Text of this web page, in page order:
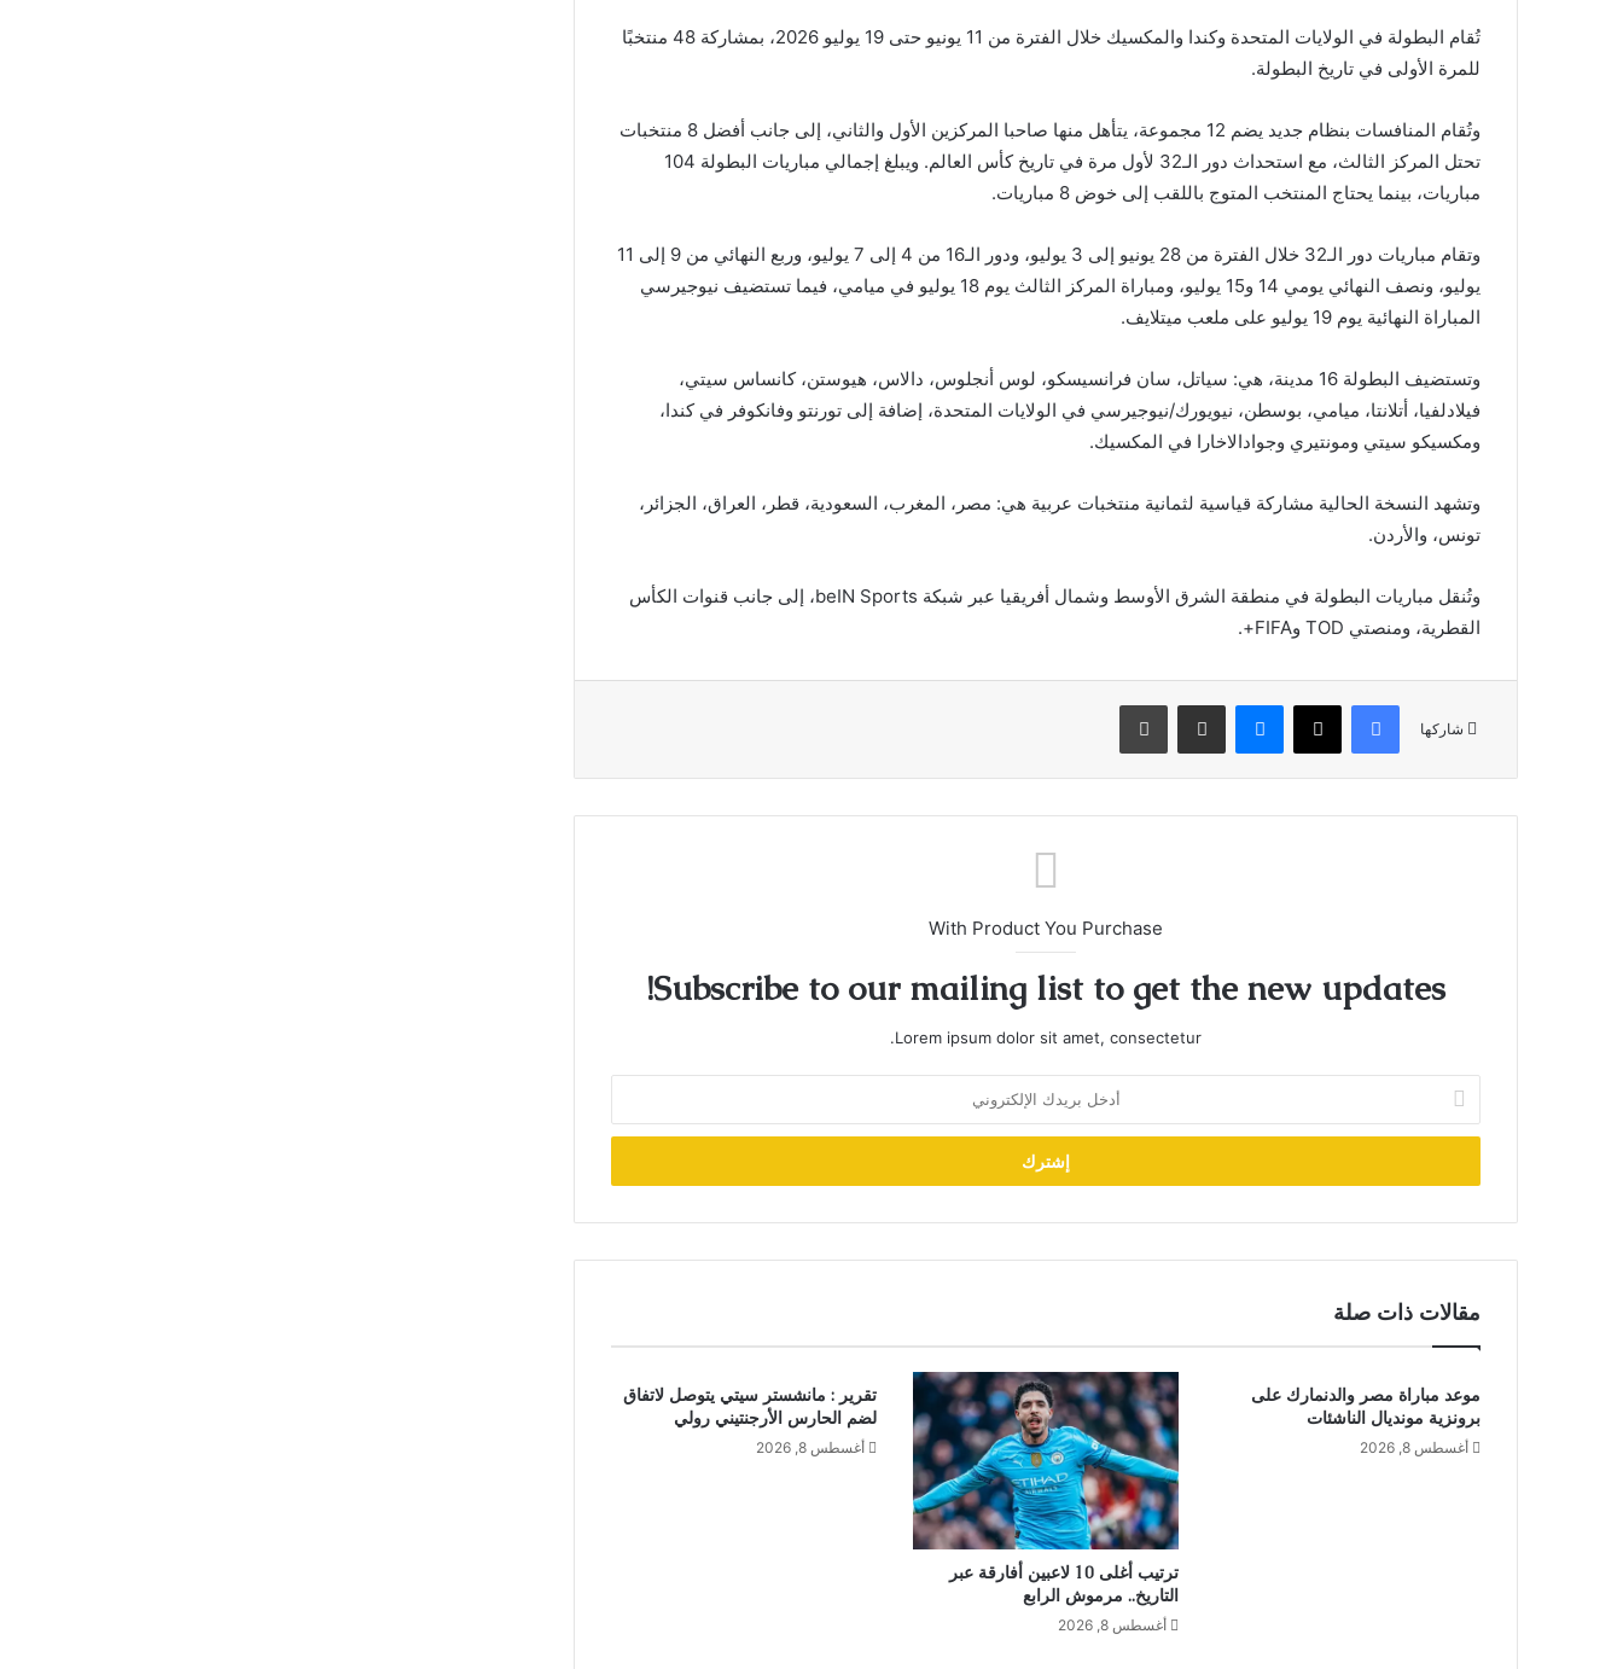
تُقام البطولة في الولايات المتحدة وكندا والمكسيك خلال الفترة من 11 يونيو حتى 19 يوليو 2026، بمشاركة 48 منتخبًا
للمرة الأولى في تاريخ البطولة.
وتُقام المنافسات بنظام جديد يضم 12 مجموعة، يتأهل منها صاحبا المركزين الأول والثاني، إلى جانب أفضل 8 منتخبات
تحتل المركز الثالث، مع استحداث دور الـ32 لأول مرة في تاريخ كأس العالم. ويبلغ إجمالي مباريات البطولة 104
مباريات، بينما يحتاج المنتخب المتوج باللقب إلى خوض 8 مباريات.
وتقام مباريات دور الـ32 خلال الفترة من 28 يونيو إلى 3 يوليو، ودور الـ16 من 4 إلى 7 يوليو، وربع النهائي من 9 إلى 11
يوليو، ونصف النهائي يومي 14 و15 يوليو، ومباراة المركز الثالث يوم 18 يوليو في ميامي، فيما تستضيف نيوجيرسي
المباراة النهائية يوم 19 يوليو على ملعب ميتلايف.
وتستضيف البطولة 16 مدينة، هي: سياتل، سان فرانسيسكو، لوس أنجلوس، دالاس، هيوستن، كانساس سيتي،
فيلادلفيا، أتلانتا، ميامي، بوسطن، نيويورك/نيوجيرسي في الولايات المتحدة، إضافة إلى تورنتو وفانكوفر في كندا،
ومكسيكو سيتي ومونتيري وجوادالاخارا في المكسيك.
وتشهد النسخة الحالية مشاركة قياسية لثمانية منتخبات عربية هي: مصر، المغرب، السعودية، قطر، العراق، الجزائر،
تونس، والأردن.
وتُنقل مباريات البطولة في منطقة الشرق الأوسط وشمال أفريقيا عبر شبكة beIN Sports، إلى جانب قنوات الكأس
القطرية، ومنصتي TOD وFIFA+.
شاركها
فيسبوك X ماسنجر مشاركة عبر البريد طباعة
With Product You Purchase
Subscribe to our mailing list to get the new updates!
Lorem ipsum dolor sit amet, consectetur.
بريدك
الإلكتروني
مقالات ذات صلة
موعد مباراة مصر والدنمارك على
برونزية مونديال الناشئات
أغسطس 8, 2026
ترتيب أغلى 10 لاعبين أفارقة عبر
التاريخ.. مرموش الرابع
أغسطس 8, 2026
تقرير : مانشستر سيتي يتوصل لاتفاق
لضم الحارس الأرجنتيني رولي
أغسطس 8, 2026